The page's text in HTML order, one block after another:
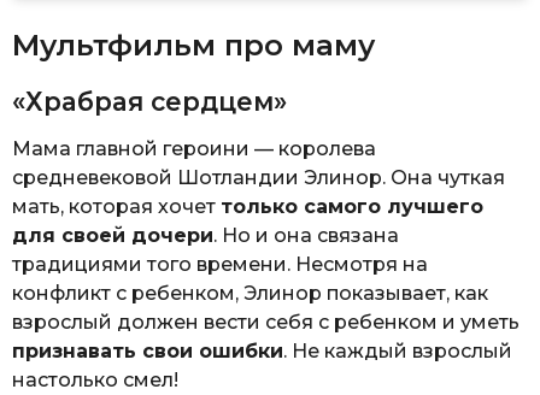
Мультфильм про маму
«Храбрая сердцем»
Мама главной героини — королева
средневековой Шотландии Элинор. Она чуткая
мать, которая хочет только самого лучшего
для своей дочери. Но и она связана
традициями того времени. Несмотря на
конфликт с ребенком, Элинор показывает, как
взрослый должен вести себя с ребенком и уметь
признавать свои ошибки. Не каждый взрослый
настолько смел!